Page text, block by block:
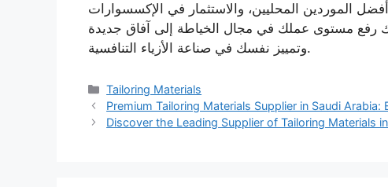
الموردين المحليين، والاستثمار في الإكسسوارات
رفع مستوى عملك في مجال الخياطة إلى آفاق جديدة
وتمييز نفسك في صناعة الأزياء التنافسية.
Categories
Tailoring Materials
Premium Tailoring Materials Supplier in Saudi Arabia:
Discover the Leading Supplier of Tailoring Materials